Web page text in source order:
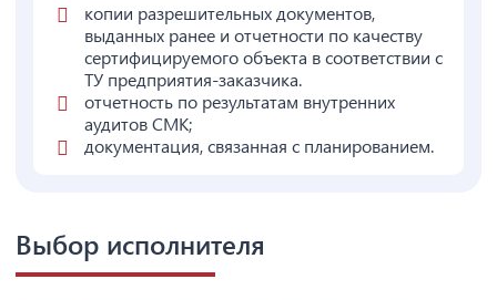
копии разрешительных документов,
выданных ранее и отчетности по качеству
сертифицируемого объекта в соответствии с
ТУ предприятия-заказчика.
отчетность по результатам внутренних
аудитов СМК;
документация, связанная с планированием.
Выбор исполнителя